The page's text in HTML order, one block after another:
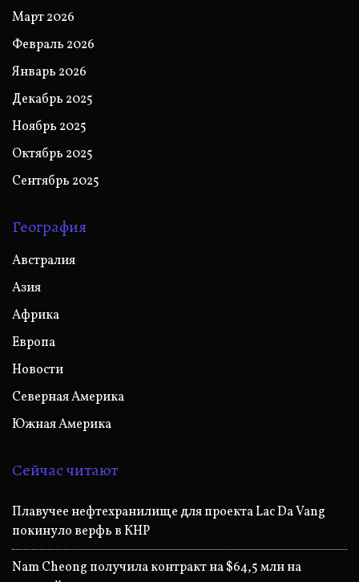
Март 2026
Февраль 2026
Январь 2026
Декабрь 2025
Ноябрь 2025
Октябрь 2025
Сентябрь 2025
География
Австралия
Азия
Африка
Европа
Новости
Северная Америка
Южная Америка
Сейчас читают
Плавучее нефтехранилище для проекта Lac Da Vang
покинуло верфь в КНР
Nam Cheong получила контракт на $64,5 млн на